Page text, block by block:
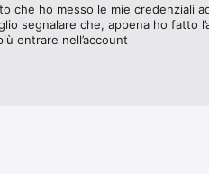
che ho messo le mie credenziali
segnalare che, appena ho fatto
entrare nell’account